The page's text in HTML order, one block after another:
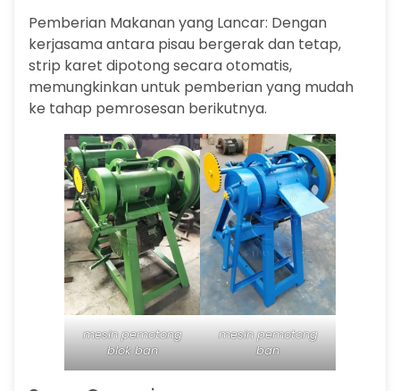
Pemberian Makanan yang Lancar: Dengan
kerjasama antara pisau bergerak dan tetap,
strip karet dipotong secara otomatis,
memungkinkan untuk pemberian yang mudah
ke tahap pemrosesan berikutnya.
mesin pemotong
blok ban
mesin pemotong
ban